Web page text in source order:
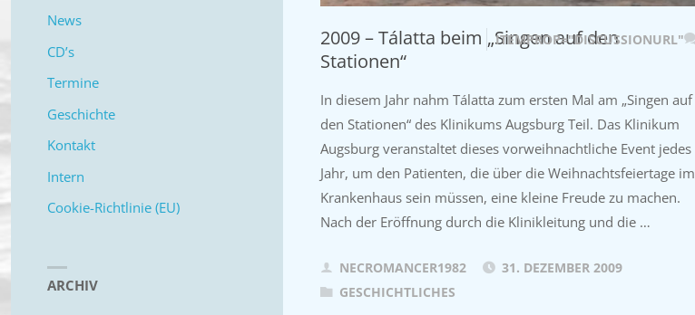
2009 – Tálatta beim „Singen auf den
Stationen“
ITEMPROP="DISCUSSIONURL"
In diesem Jahr nahm Tálatta zum ersten Mal am „Singen auf
den Stationen“ des Klinikums Augsburg Teil. Das Klinikum
Augsburg veranstaltet dieses vorweihnachtliche Event jedes
Jahr, um den Patienten, die über die Weihnachtsfeiertage im
Krankenhaus sein müssen, eine kleine Freude zu machen.
Nach der Eröffnung durch die Klinikleitung und die …
NECROMANCER1982
31. DEZEMBER 2009
GESCHICHTLICHES
News
CD’s
Termine
Geschichte
Kontakt
Intern
Cookie-Richtlinie (EU)
ARCHIV